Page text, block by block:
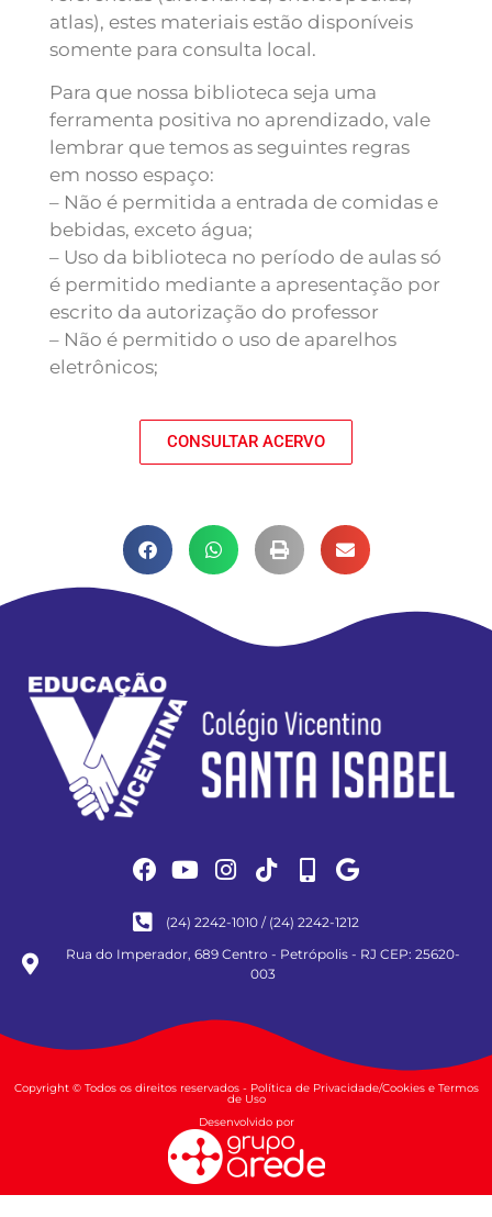
atlas), estes materiais estão disponíveis
somente para consulta local.
Para que nossa biblioteca seja uma
ferramenta positiva no aprendizado, vale
lembrar que temos as seguintes regras
em nosso espaço:
– Não é permitida a entrada de comidas e
bebidas, exceto água;
– Uso da biblioteca no período de aulas só
é permitido mediante a apresentação por
escrito da autorização do professor
– Não é permitido o uso de aparelhos
eletrônicos;
CONSULTAR ACERVO
(24) 2242-1010 / (24) 2242-1212
Rua do Imperador, 689 Centro - Petrópolis - RJ CEP: 25620-
003
Copyright © Todos os direitos reservados - Política de Privacidade/Cookies e Termos
de Uso
Desenvolvido por